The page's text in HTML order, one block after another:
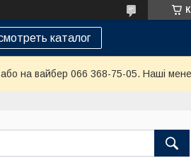
каталог
на вайбер 066 368-75-05. Наші